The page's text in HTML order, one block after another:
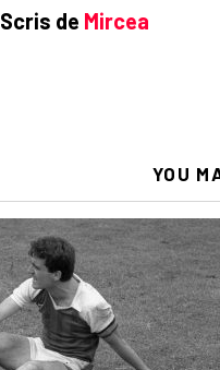
Scris de Mircea
YOU